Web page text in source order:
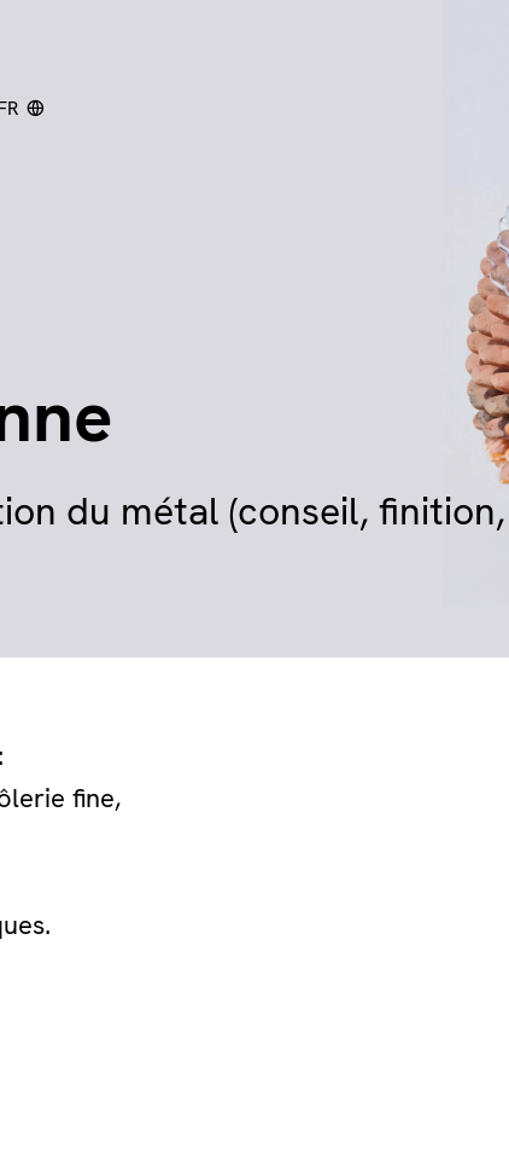
du métal (conseil, finition,
fine,